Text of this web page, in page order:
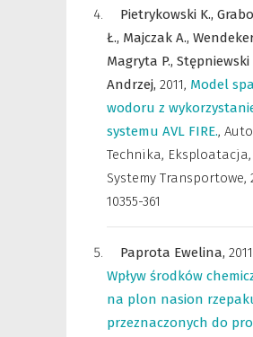
Pietrykowski K.,
Ł., Majczak A.,
Magryta P., Stępniewski
Andrzej, 2011, Model
wodoru z
systemu AVL FIRE.,
Technika, Eksploatacja,
Systemy Transportowe,
10355-361
Paprota Ewelina, 2011
Wpływ środków
na plon nasion
przeznaczonych do